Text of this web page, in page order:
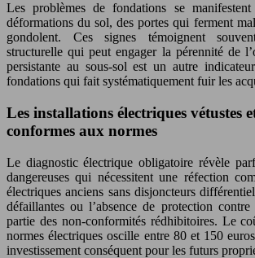
Les problèmes de fondations se
déformations du sol, des portes qui ferment
gondolent. Ces signes témoignent
structurelle qui peut engager la pérennité de
persistante au sous-sol est un autre
fondations qui fait systématiquement fuir les
Les installations électriques vétustes
conformes aux normes
Le diagnostic électrique obligatoire révèle
dangereuses qui nécessitent une réfection
électriques anciens sans disjoncteurs
défaillantes ou l’absence de protection
partie des non-conformités rédhibitoires. Le
normes électriques oscille entre 80 et 150
investissement conséquent pour les futurs